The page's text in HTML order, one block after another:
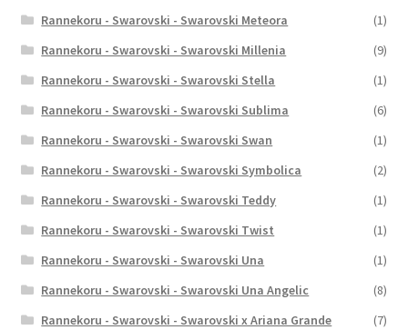
Rannekoru - Swarovski - Swarovski Meteora
(1)
Rannekoru - Swarovski - Swarovski Millenia
(9)
Rannekoru - Swarovski - Swarovski Stella
(1)
Rannekoru - Swarovski - Swarovski Sublima
(6)
Rannekoru - Swarovski - Swarovski Swan
(1)
Rannekoru - Swarovski - Swarovski Symbolica
(2)
Rannekoru - Swarovski - Swarovski Teddy
(1)
Rannekoru - Swarovski - Swarovski Twist
(1)
Rannekoru - Swarovski - Swarovski Una
(1)
Rannekoru - Swarovski - Swarovski Una Angelic
(8)
Rannekoru - Swarovski - Swarovski x Ariana Grande
(7)